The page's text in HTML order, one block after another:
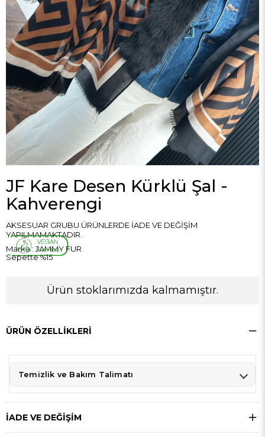
JF Kare Desen Kürklü Şal -
Kahverengi
AKSESUAR GRUBU ÜRÜNLERDE İADE VE DEĞİŞİM
YAPILMAMAKTADIR.
Marka : JAMMY FUR
Sepette %15
Ürün stoklarımızda kalmamıştır.
ÜRÜN ÖZELLIKLERI
Temizlik ve Bakım Talimatı
İADE VE DEĞİŞİM